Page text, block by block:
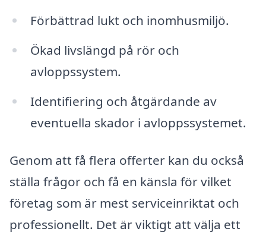
Förbättrad lukt och inomhusmiljö.
Ökad livslängd på rör och
avloppssystem.
Identifiering och åtgärdande av
eventuella skador i avloppssystemet.
Genom att få flera offerter kan du också
ställa frågor och få en känsla för vilket
företag som är mest serviceinriktat och
professionellt. Det är viktigt att välja ett